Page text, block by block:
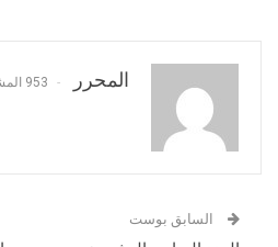
المحرر 953 المشاركات
السابق بوست